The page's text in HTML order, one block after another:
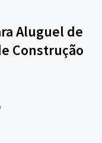
Aluguel de
Construção